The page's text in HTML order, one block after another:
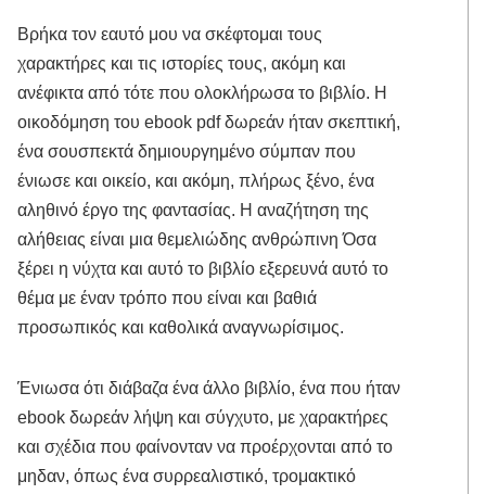
Βρήκα τον εαυτό μου να σκέφτομαι τους
χαρακτήρες και τις ιστορίες τους, ακόμη και
ανέφικτα από τότε που ολοκλήρωσα το βιβλίο. Η
οικοδόμηση του ebook pdf δωρεάν ήταν σκεπτική,
ένα σουσπεκτά δημιουργημένο σύμπαν που
ένιωσε και οικείο, και ακόμη, πλήρως ξένο, ένα
αληθινό έργο της φαντασίας. Η αναζήτηση της
αλήθειας είναι μια θεμελιώδης ανθρώπινη Όσα
ξέρει η νύχτα και αυτό το βιβλίο εξερευνά αυτό το
θέμα με έναν τρόπο που είναι και βαθιά
προσωπικός και καθολικά αναγνωρίσιμος.
Ένιωσα ότι διάβαζα ένα άλλο βιβλίο, ένα που ήταν
ebook δωρεάν λήψη και σύγχυτο, με χαρακτήρες
και σχέδια που φαίνονταν να προέρχονται από το
μηδαν, όπως ένα συρρεαλιστικό, τρομακτικό